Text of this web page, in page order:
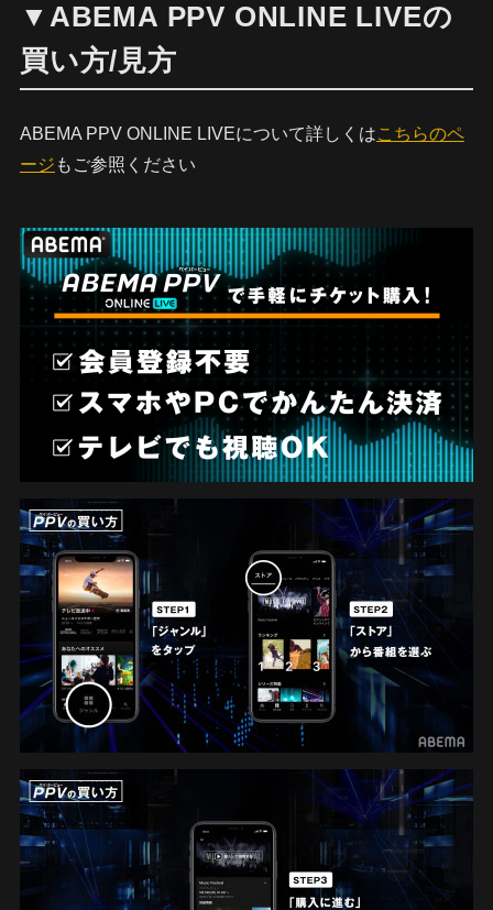
▼ABEMA PPV ONLINE LIVEの
買い方/見方
ABEMA PPV ONLINE LIVEについて詳しくはこちらのペ
ージ もご参照ください